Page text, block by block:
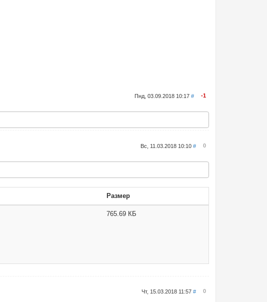
Пнд, 03.09.2018 10:17# -1
Вс, 11.03.2018 10:10# 0
Размер
765.69 КБ
Чт, 15.03.2018 11:57# 0